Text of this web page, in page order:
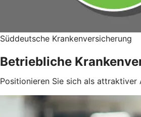
Süddeutsche Krankenversicherung
Betriebliche
Positionieren Sie sich als attraktiver